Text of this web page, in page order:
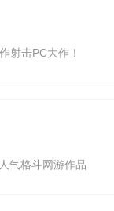
+主格
下，
界面
等待
射击PC大作！
气格斗网游作品